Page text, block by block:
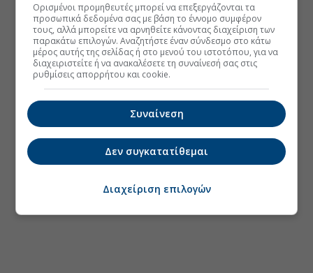
Ορισμένοι προμηθευτές μπορεί να επεξεργάζονται τα
προσωπικά δεδομένα σας με βάση το έννομο συμφέρον
τους, αλλά μπορείτε να αρνηθείτε κάνοντας διαχείριση των
παρακάτω επιλογών. Αναζητήστε έναν σύνδεσμο στο κάτω
μέρος αυτής της σελίδας ή στο μενού του ιστοτόπου, για να
διαχειριστείτε ή να ανακαλέσετε τη συναίνεσή σας στις
ρυθμίσεις απορρήτου και cookie.
Συναίνεση
Δεν συγκατατίθεμαι
Διαχείριση επιλογών